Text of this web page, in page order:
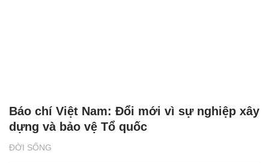
ĐỜI SỐNG
Báo chí Việt Nam: Đổi mới vì sự nghiệp xây
dựng và bảo vệ Tổ quốc